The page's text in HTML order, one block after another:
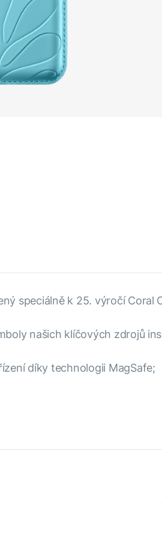
speciálně k 25. výročí Coral
našich klíčových zdrojů
díky technologii MagSafe;